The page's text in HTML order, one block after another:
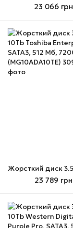
23 066 грн
23 789 грн